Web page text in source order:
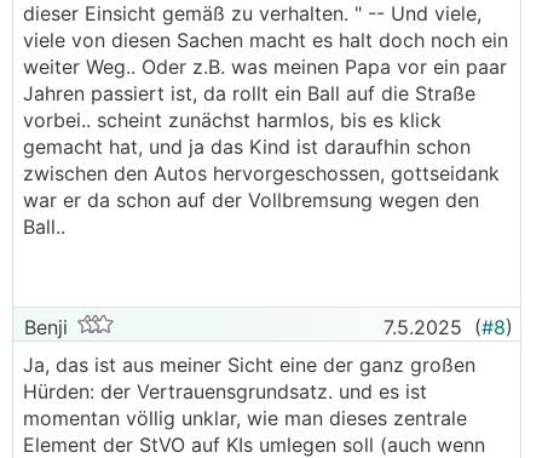
dieser Einsicht gemäß zu verhalten. " -- Und viele,
viele von diesen Sachen macht es halt doch noch ein
weiter Weg.. Oder z.B. was meinen Papa vor ein paar
Jahren passiert ist, da rollt ein Ball auf die Straße
vorbei.. scheint zunächst harmlos, bis es klick
gemacht hat, und ja das Kind ist daraufhin schon
zwischen den Autos hervorgeschossen, gottseidank
war er da schon auf der Vollbremsung wegen den
Ball..
Benji 7.5.2025 (#8)
Ja, das ist aus meiner Sicht eine der ganz großen
Hürden: der Vertrauensgrundsatz. und es ist
momentan völlig unklar, wie man dieses zentrale
Element der StVO auf KIs umlegen soll (auch wenn